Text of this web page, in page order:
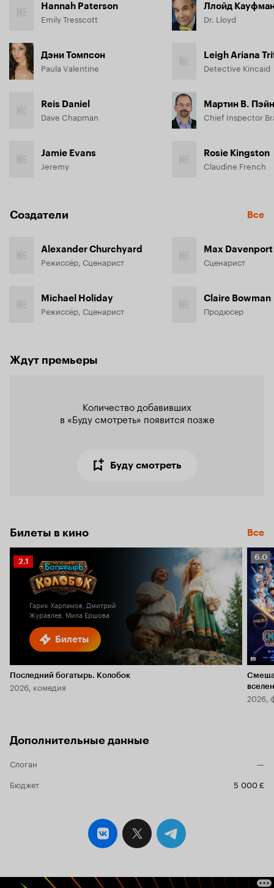
Hannah Paterson
Emily Tresscott
Дэни Томпсон
Paula Valentine
Reis Daniel
Dave Chapman
Jamie Evans
Jeremy
Ллойд
Dr. Lloyd
Leigh Ariana
Detective Kincaid
Мартин В. Пэйн
Chief Inspector
Rosie Kingston
Claudine French
Создатели Все
Alexander Churchyard
Режиссёр, Сценарист
Michael Holiday
Режиссёр, Сценарист
Max Davenport
Сценарист
Claire Bowman
Продюсер
Ждут премьеры
Количество добавивших
в «Буду смотреть» появится позже
Буду смотреть
Билеты в кино Все
Билеты
Рейтинг
Кинопоиска
2.1
Гарик Харламов, Дмитрий
Журавлев, Мила Ершова
Последний богатырь. Колобок
2026, комедия
6.0
6.0
2026,
Дополнительные данные
Слоган
—
Бюджет
5 000 £